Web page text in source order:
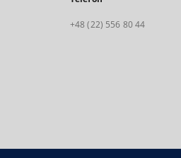
+48 (22) 556 80 44